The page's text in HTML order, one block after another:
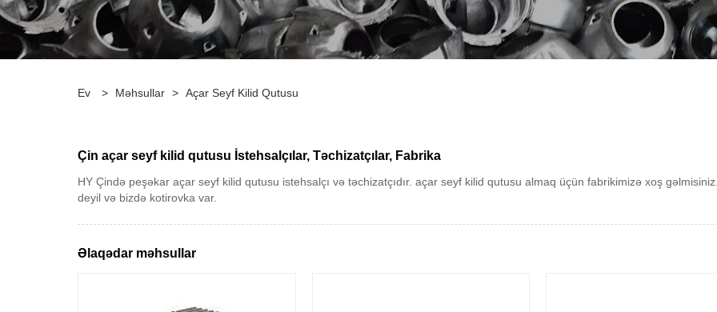
Ev > Məhsullar > Açar Seyf Kilid Qutusu
Çin açar seyf kilid qutusu İstehsalçılar, Təchizatçılar, Fabrika
HY Çində peşəkar açar seyf kilid qutusu istehsalçı və təchizatçıdır. açar seyf kilid qutusu almaq üçün fabrikimizə xoş
deyil və bizdə kotirovka var.
Əlaqədar məhsullar